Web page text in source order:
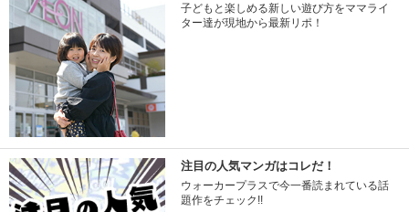
子どもと楽しめる新しい遊び方をママライ
ター達が現地から最新リポ！
注目の人気マンガはコレだ！
ウォーカープラスで今一番読まれている話
題作をチェック!!